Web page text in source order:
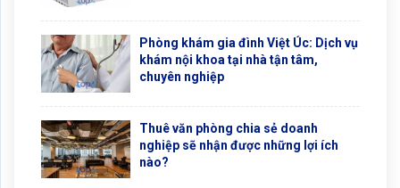
Phòng khám gia đình Việt Úc: Dịch vụ
khám nội khoa tại nhà tận tâm,
chuyên nghiệp
Thuê văn phòng chia sẻ doanh
nghiệp sẽ nhận được những lợi ích
nào?